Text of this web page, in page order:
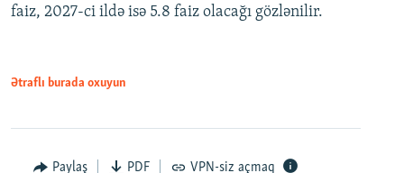
480p
faiz, 2027-ci ildə isə 5.8 faiz olacağı gözlənilir.
Ətraflı burada oxuyun
Paylaş PDF VPN-siz açmaq